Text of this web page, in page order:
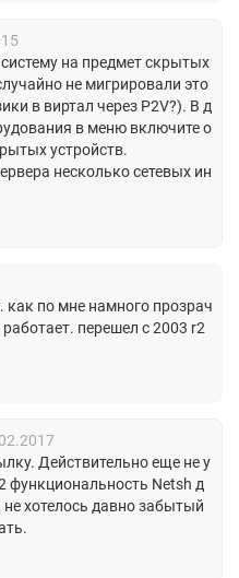
на предмет скрытых
не мигрировали это
в виртал через P2V?). В д
в меню включите о
устройств.
несколько сетевых ин
как по мне намного прозрач
перешел с 2003 r2
Действительно еще не у
функциональность Netsh д
не хотелось давно забытый